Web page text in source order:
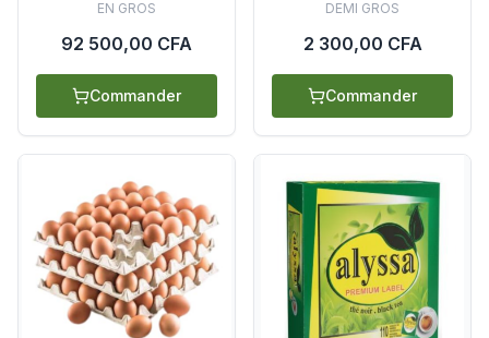
EN GROS
92 500,00 CFA
Commander
DEMI GROS
2 300,00 CFA
Commander